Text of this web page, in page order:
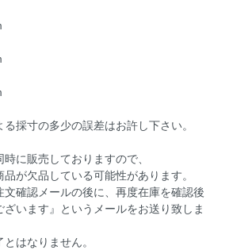
採寸の多少の誤差はお許し下さい。
に販売しておりますので、
が欠品している可能性があります。
文確認メールの後に、再度在庫を確認後
ざいます』というメールをお送り致しま
はなりません。